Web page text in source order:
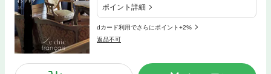
ポイント詳細
dカード利用でさらにポイント+2%
返品不可